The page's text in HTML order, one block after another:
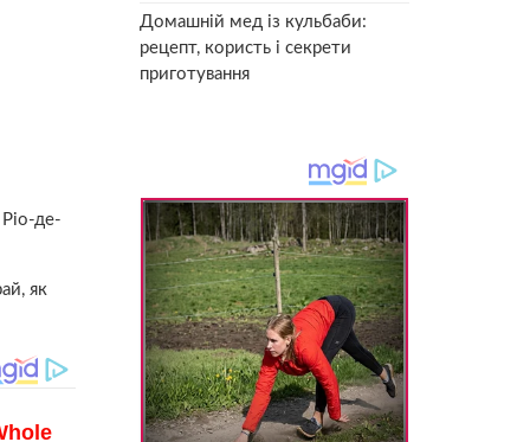
де-
як
Домашній мед із кульбаби:
рецепт, користь і секрети
приготування